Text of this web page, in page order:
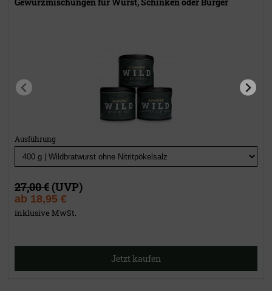
Gewürzmischungen für Wurst, Schinken oder Burger
Ausführung
27,00 € (UVP)
ab 18,95 €
inklusive MwSt.
Jetzt kaufen